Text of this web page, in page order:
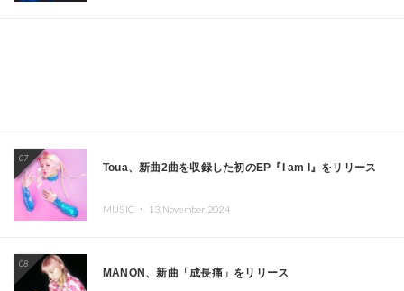
07
Toua、新曲2曲を収録した初のEP『I am I』をリリース
MUSIC ・ 13.November.2024
08
MANON、新曲「成長痛」をリリース